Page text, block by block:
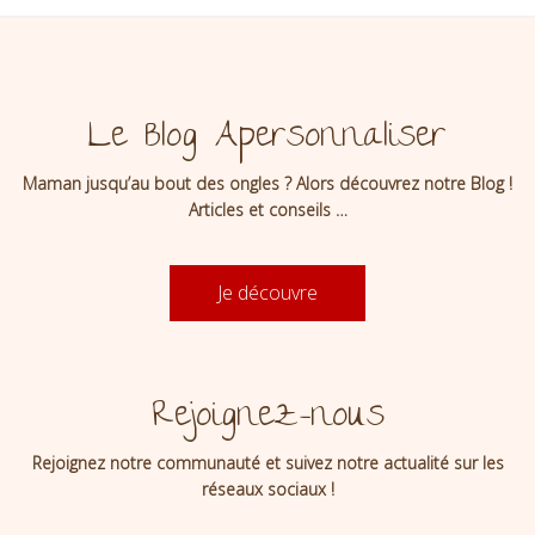
Le Blog Apersonnaliser
Maman jusqu’au bout des ongles ? Alors découvrez notre Blog !
Articles et conseils …
Je découvre
Rejoignez-nous
Rejoignez notre communauté et suivez notre actualité sur les
réseaux sociaux !